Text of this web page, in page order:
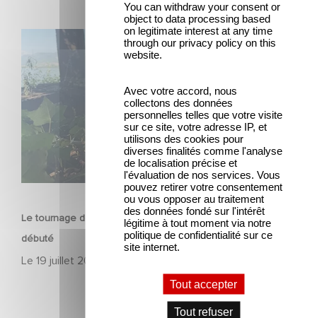
SÉRIE
Le tournage de la mini-série Le Roman de Marceau Miller a
débuté
Le 19 juillet 2026
Le tournage de la mini-série Le Roman de Marceau Miller
a débuté
You can withdraw your consent or
object to data processing based
on legitimate interest at any time
through our privacy policy on this
website.
Avec votre accord, nous
collectons des données
personnelles telles que votre visite
sur ce site, votre adresse IP, et
utilisons des cookies pour
diverses finalités comme l'analyse
de localisation précise et
l'évaluation de nos services. Vous
pouvez retirer votre consentement
ou vous opposer au traitement
des données fondé sur l'intérêt
légitime à tout moment via notre
politique de confidentialité sur ce
site internet.
Tout accepter
Tout refuser